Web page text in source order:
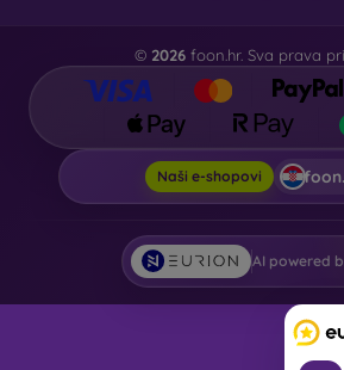
© 2026 foon.hr. Sva prava
Naši e-shopovi
AI powered